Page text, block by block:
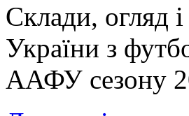
Склади, огляд
України з
ААФУ сезону